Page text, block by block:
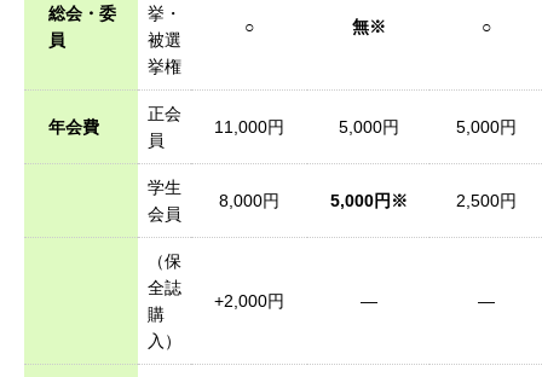
総会・委
員
挙・
被選
挙権
○ 無※ ○
年会費
正会
員
11,000円 5,000円 5,000円
学生
会員
8,000円 5,000円※ 2,500円
（保
全誌
購
入）
+2,000円 ― ―